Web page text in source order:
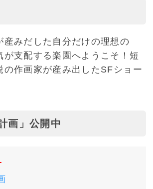
産みだした自分だけの理想の
支配する楽園へようこそ！短
の作画家が産み出したSFショー
画」公開中